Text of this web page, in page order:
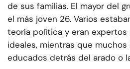
de sus familias. El mayor del
el más joven 26. Varios
teoría política y eran
ideales, mientras que muchos
educados detrás del arado o